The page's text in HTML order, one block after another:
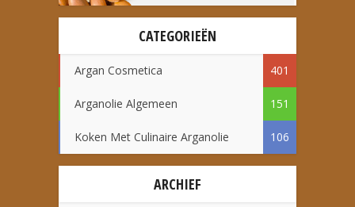
CATEGORIEËN
Argan Cosmetica 401
Arganolie Algemeen 151
Koken Met Culinaire Arganolie 106
ARCHIEF